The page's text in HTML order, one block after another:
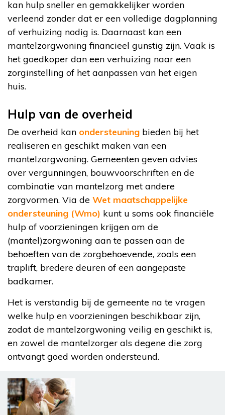
kan hulp sneller en gemakkelijker worden
verleend zonder dat er een volledige dagplanning
of verhuizing nodig is. Daarnaast kan een
mantelzorgwoning financieel gunstig zijn. Vaak is
het goedkoper dan een verhuizing naar een
zorginstelling of het aanpassen van het eigen
huis.
Hulp van de overheid
De overheid kan ondersteuning bieden bij het
realiseren en geschikt maken van een
mantelzorgwoning. Gemeenten geven advies
over vergunningen, bouwvoorschriften en de
combinatie van mantelzorg met andere
zorgvormen. Via de Wet maatschappelijke
ondersteuning (Wmo) kunt u soms ook financiële
hulp of voorzieningen krijgen om de
(mantel)zorgwoning aan te passen aan de
behoeften van de zorgbehoevende, zoals een
traplift, bredere deuren of een aangepaste
badkamer.
Het is verstandig bij de gemeente na te vragen
welke hulp en voorzieningen beschikbaar zijn,
zodat de mantelzorgwoning veilig en geschikt is,
en zowel de mantelzorger als degene die zorg
ontvangt goed worden ondersteund.